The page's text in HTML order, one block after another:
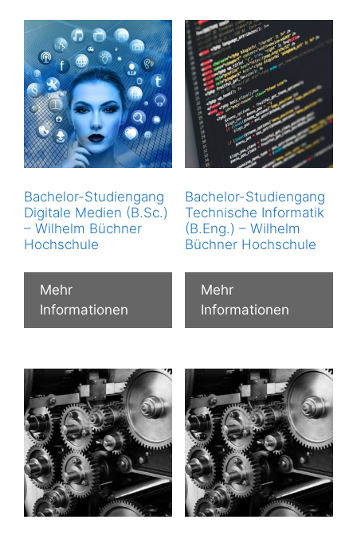
Bachelor-Studiengang
Digitale Medien (B.Sc.)
– Wilhelm Büchner
Hochschule
Mehr
Informationen
Bachelor-Studiengang
Technische Informatik
(B.Eng.) – Wilhelm
Büchner Hochschule
Mehr
Informationen